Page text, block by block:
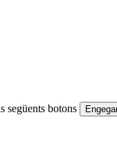
següents botons